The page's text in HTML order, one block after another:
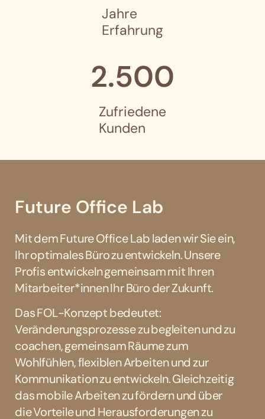
Jahre
Erfahrung
Zufriedene
Kunden
2.500
Future Office Lab
Mit dem Future Office Lab laden wir Sie ein,
Ihr optimales Büro zu entwickeln. Unsere
Profis entwickeln gemeinsam mit Ihren
Mitarbeiter*innen Ihr Büro der Zukunft.
Das FOL-Konzept bedeutet:
Veränderungsprozesse zu begleiten und zu
coachen, gemeinsam Räume zum
Wohlfühlen, flexiblen Arbeiten und zur
Kommunikation zu entwickeln. Gleichzeitig
das mobile Arbeiten zu fördern und über
die Vorteile und Herausforderungen zu